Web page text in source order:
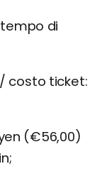
di
costo ticket:
(€56,00)